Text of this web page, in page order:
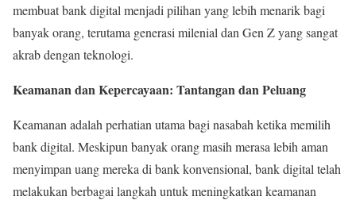
membuat bank digital menjadi pilihan yang lebih menarik bagi
banyak orang, terutama generasi milenial dan Gen Z yang sangat
akrab dengan teknologi.
Keamanan dan Kepercayaan: Tantangan dan Peluang
Keamanan adalah perhatian utama bagi nasabah ketika memilih
bank digital. Meskipun banyak orang masih merasa lebih aman
menyimpan uang mereka di bank konvensional, bank digital telah
melakukan berbagai langkah untuk meningkatkan keamanan